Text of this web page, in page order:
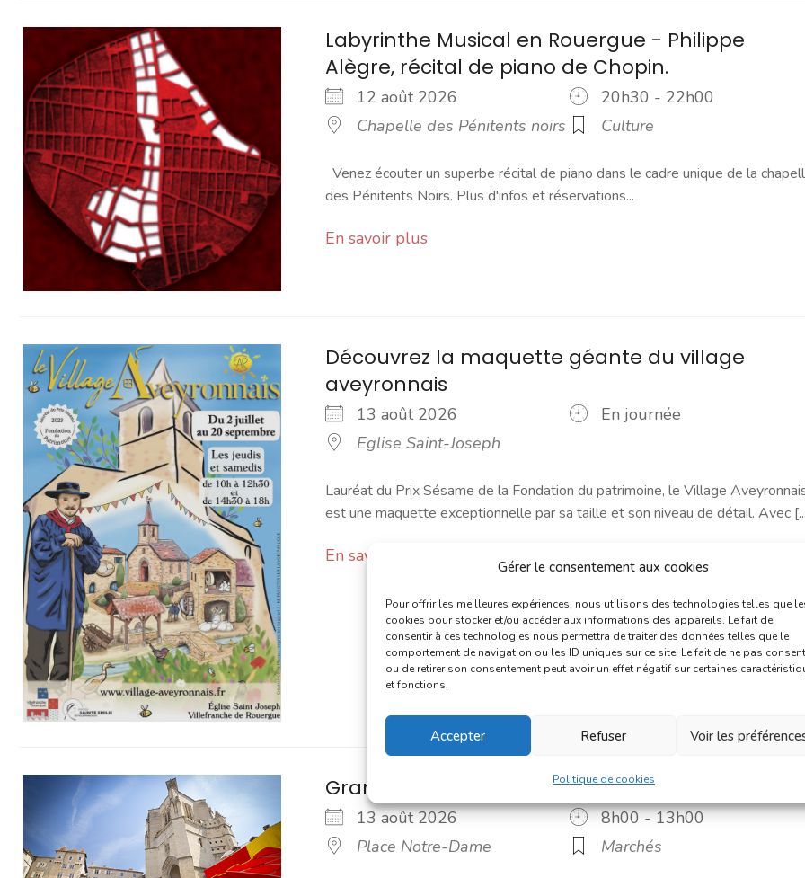
Gérer le consentement aux cookies
Pour offrir les meilleures expériences, nous utilisons des technologies telles que
cookies pour stocker et/ou accéder aux informations des appareils. Le fait de
consentir à ces technologies nous permettra de traiter des données telles que le
comportement de navigation ou les ID uniques sur ce site. Le fait de ne pas
ou de retirer son consentement peut avoir un effet négatif sur certaines
et fonctions.
Accepter Refuser Voir les
Politique de cookies
Labyrinthe Musical en Rouergue - Philippe
Alègre, récital de piano de Chopin.
12 août 2026
20h30 - 22h00
Chapelle des Pénitents noirs
Culture
Venez écouter un superbe récital de piano dans le cadre unique de la
des Pénitents Noirs. Plus d'infos et réservations...
En savoir plus
Découvrez la maquette géante du village
aveyronnais
13 août 2026
En journée
Eglise Saint-Joseph
Lauréat du Prix Sésame de la Fondation du patrimoine, le Village
est une maquette exceptionnelle par sa taille et son niveau de détail. Avec
En savoir plus
Grand marché du jeudi
13 août 2026
8h00 - 13h00
Place Notre-Dame
Marchés